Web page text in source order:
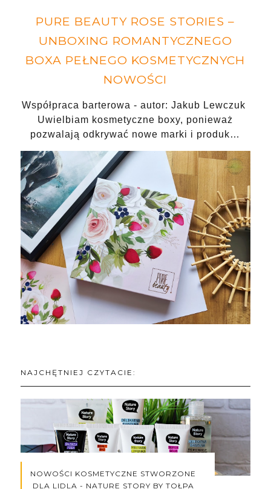
PURE BEAUTY ROSE STORIES –
UNBOXING ROMANTYCZNEGO
BOXA PEŁNEGO KOSMETYCZNYCH
NOWOŚCI
Współpraca barterowa - autor: Jakub Lewczuk
Uwielbiam kosmetyczne boxy, ponieważ
pozwalają odkrywać nowe marki i produk…
NAJCHĘTNIEJ CZYTACIE:
NOWOŚCI KOSMETYCZNE STWORZONE
DLA LIDLA - NATURE STORY BY TOŁPA